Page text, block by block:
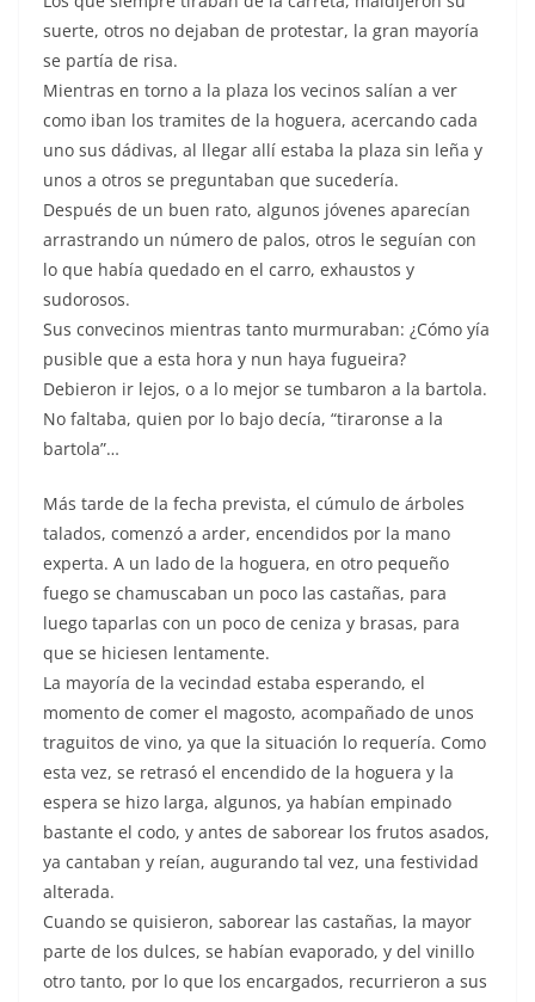
suerte, otros no dejaban de protestar, la gran mayoría
se partía de risa.
Mientras en torno a la plaza los vecinos salían a ver
como iban los tramites de la hoguera, acercando cada
uno sus dádivas, al llegar allí estaba la plaza sin leña y
unos a otros se preguntaban que sucedería.
Después de un buen rato, algunos jóvenes aparecían
arrastrando un número de palos, otros le seguían con
lo que había quedado en el carro, exhaustos y
sudorosos.
Sus convecinos mientras tanto murmuraban: ¿Cómo yía
pusible que a esta hora y nun haya fugueira?
Debieron ir lejos, o a lo mejor se tumbaron a la bartola.
No faltaba, quien por lo bajo decía, “tiraronse a la
bartola”…
Más tarde de la fecha prevista, el cúmulo de árboles
talados, comenzó a arder, encendidos por la mano
experta. A un lado de la hoguera, en otro pequeño
fuego se chamuscaban un poco las castañas, para
luego taparlas con un poco de ceniza y brasas, para
que se hiciesen lentamente.
La mayoría de la vecindad estaba esperando, el
momento de comer el magosto, acompañado de unos
traguitos de vino, ya que la situación lo requería. Como
esta vez, se retrasó el encendido de la hoguera y la
espera se hizo larga, algunos, ya habían empinado
bastante el codo, y antes de saborear los frutos asados,
ya cantaban y reían, augurando tal vez, una festividad
alterada.
Cuando se quisieron, saborear las castañas, la mayor
parte de los dulces, se habían evaporado, y del vinillo
otro tanto, por lo que los encargados, recurrieron a sus